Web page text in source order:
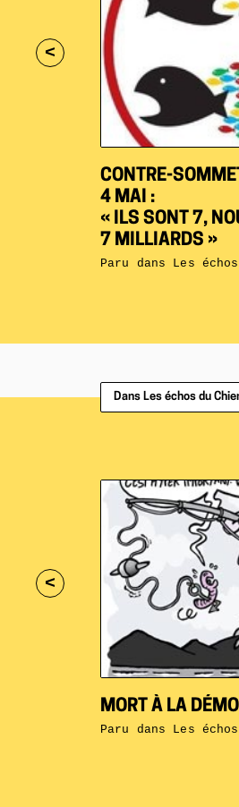
<
CONTRE-
4 MAI :
« ILS SONT 7,
7 MILLIARDS »
Paru dans Les
<
Dans Les échos du
MORT À LA
Paru dans Les